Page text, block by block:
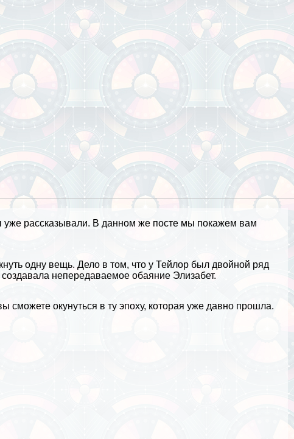
уже рассказывали. В данном же посте мы покажем вам
одну вещь. Дело в том, что у Тейлор был двойной ряд
непередаваемое обаяние Элизабет.
окунуться в ту эпоху, которая уже давно прошла.